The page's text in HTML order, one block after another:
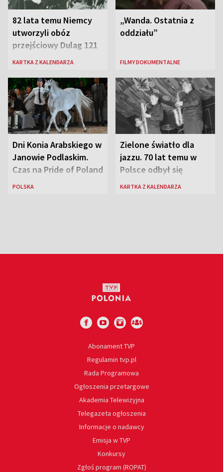
82 lata temu Niemcy
utworzyli obóz
przejściowy Dulag 121
KARTKA Z KALENDARZA
„Wanda. Ostatnia z
oddziału”
FILMY DOKUMENTALNE
Dni Konia Arabskiego w
Janowie Podlaskim.
Czas na Pride of Poland
POLSKA
Zielone światło dla
jazzu. 70 lat temu w
Polsce odbył się
KARTKA Z KALENDARZA
Abonament TVP
Regulamin tvp.pl
Rada Programowa
Ogłoszenia przetargowe
Akademia Telewizyjna
Telegazeta ogłoszenia
Informacje o nadawcy
Emisja w TVP
Konkursy
Zgłoś program (ROPAT)